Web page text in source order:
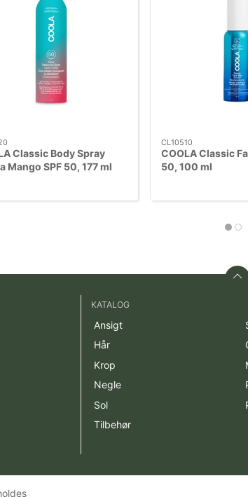
Classic Body Spray
Mango SPF 50, 177 ml
CL10510
COOLA Classic
50, 100 ml
KATALOG
Ansigt
Hår
Krop
Negle
Sol
Tilbehør